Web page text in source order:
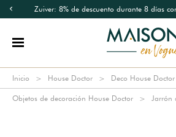
Zuiver: 8% de descuento durante 8 días
Inicio House Doctor Deco House Doctor
Objetos de decoración House Doctor Jarrón